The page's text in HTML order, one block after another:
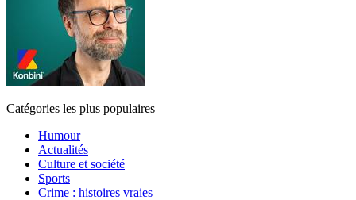
Catégories les plus populaires
Humour
Actualités
Culture et société
Sports
Crime : histoires vraies